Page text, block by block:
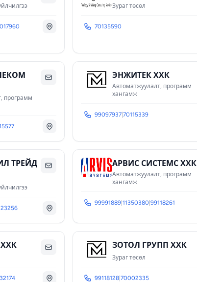
Зураг төсөл
70135590
программ
ЭНЖИТЕК ХХК
Автоматжуулалт, программ
хангамж
99097937 |70115339
ТРЕЙД
АРВИС СИСТЕМС ХХК
Автоматжуулалт, программ
хангамж
99991889 |11350380 |99118261
ЗОТОЛ ГРУПП ХХК
Зураг төсөл
99118128 |70002335